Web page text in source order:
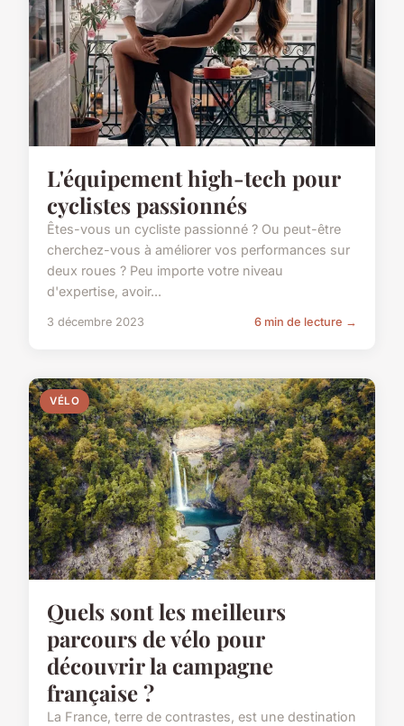
L'équipement high-tech pour
cyclistes passionnés
Êtes-vous un cycliste passionné ? Ou peut-être
cherchez-vous à améliorer vos performances sur
deux roues ? Peu importe votre niveau
d'expertise, avoir...
3 décembre 2023 6 min de lecture →
VÉLO
Quels sont les meilleurs
parcours de vélo pour
découvrir la campagne
française ?
La France, terre de contrastes, est une destination